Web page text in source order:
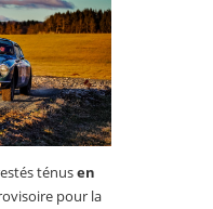
ténusen
pour la